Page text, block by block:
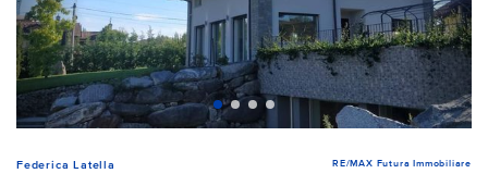
Federica Latella RE/MAX Futura Immobiliare